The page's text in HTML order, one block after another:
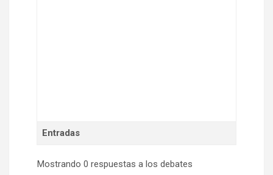
Entradas
Mostrando 0 respuestas a los debates